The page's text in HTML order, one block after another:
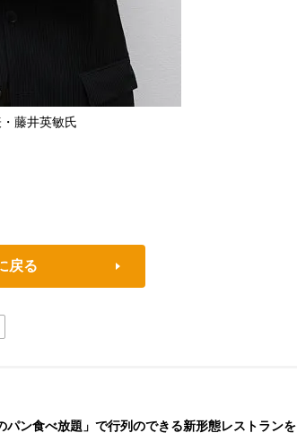
藤井英敏氏
戻る
パン食べ放題」で行列のできる新形態レストランを